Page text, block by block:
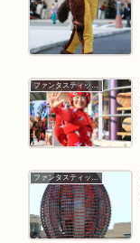
ファンタスティック・ワールド